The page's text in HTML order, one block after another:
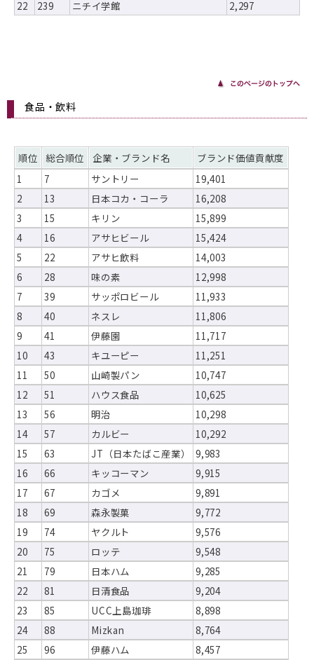
22 239 ニチイ学館 2,297
食品・飲料
順位 総合順位 企業・ブランド名
ブランド価値貢献度
1
7 サントリー
19,401
2
13 日本コカ・コーラ
16,208
3
15 キリン
15,899
4
16 アサヒビール
15,424
5
22 アサヒ飲料
14,003
6
28 味の素
12,998
7
39 サッポロビール
11,933
8
40 ネスレ
11,806
9
41 伊藤園
11,717
10
43 キユーピー
11,251
11
50 山崎製パン
10,747
12
51 ハウス食品
10,625
13
56 明治
10,298
14
57 カルビー
10,292
15
63 JT（日本たばこ産業）
9,983
16
66 キッコーマン
9,915
17
67 カゴメ
9,891
18
69 森永製菓
9,772
19
74 ヤクルト
9,576
20
75 ロッテ
9,548
21
79 日本ハム
9,285
22
81 日清食品
9,204
23
85 UCC上島珈琲
8,898
24
88 Mizkan
8,764
25
96 伊藤ハム
8,457